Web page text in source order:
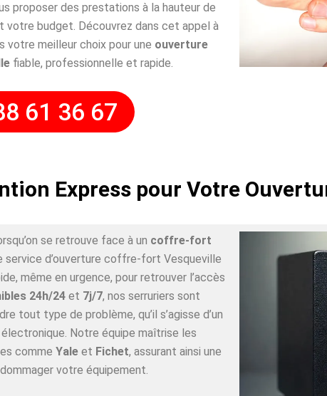
proposer des prestations à la hauteur de
budget. Découvrez dans cet appel à
votre meilleur choix pour une ouverture
fiable, professionnelle et rapide.
61 36 67
Express pour Votre
se retrouve face à un coffre-fort
service d’ouverture coffre-fort Vesqueville
même en urgence, pour retrouver l’accès
24h/24 et 7j/7, nos serruriers sont
tout type de problème, qu’il s’agisse d’un
Notre équipe maîtrise les
comme Yaleet Fichet, assurant ainsi une
votre équipement.